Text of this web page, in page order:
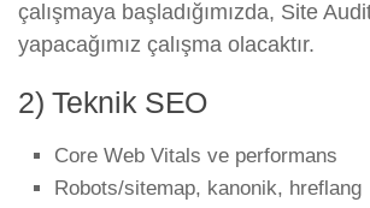
çalışmaya başladığımızda, Site
yapacağımız çalışma olacaktır.
2) Teknik SEO
Core Web Vitals ve performans
Robots/sitemap, kanonik, hreflang